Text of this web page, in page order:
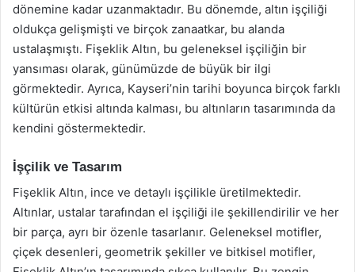
dönemine kadar uzanmaktadır. Bu dönemde, altın işçiliği
oldukça gelişmişti ve birçok zanaatkar, bu alanda
ustalaşmıştı. Fişeklik Altın, bu geleneksel işçiliğin bir
yansıması olarak, günümüzde de büyük bir ilgi
görmektedir. Ayrıca, Kayseri’nin tarihi boyunca birçok farklı
kültürün etkisi altında kalması, bu altınların tasarımında da
kendini göstermektedir.
İşçilik ve Tasarım
Fişeklik Altın, ince ve detaylı işçilikle üretilmektedir.
Altınlar, ustalar tarafından el işçiliği ile şekillendirilir ve her
bir parça, ayrı bir özenle tasarlanır. Geleneksel motifler,
çiçek desenleri, geometrik şekiller ve bitkisel motifler,